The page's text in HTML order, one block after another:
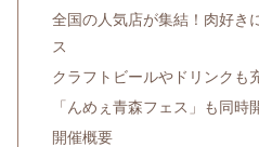
全国の人気店が集結！肉好き
ス
クラフトビールやドリンクも
「んめぇ青森フェス」も同時
開催概要